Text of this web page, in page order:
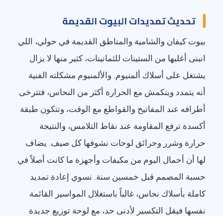
تحديث تمديدات البيوت القديمة
بيوت كيفان والشامية والمناطق القديمة في حولي، اللي
انبنى أغلبها من الستينات للثمانينات، كثير منها لا يزال
يشتغل على أسلاك ألمنيوم. والألمنيوم مشكلته الفنية
أنه يتمدد وينكمش مع الحرارة أكثر من النحاس، فتترخى
أطرافه عند المفاتيح والقواطع مع الوقت، وتتكون طبقة
أكسدة ترفع المقاومة عند نقاط التلامس، والنتيجة
حرارة وشرر وحرائق لوحات نشوفها كل صيف. يضاف
لها أن أحمال اليوم من مكيفات وأجهزة ما كانت أصلاً في
حسبة المصمم قبل خمسين سنة. نسوي إعادة تمديد
كاملة بأسلاك نحاس، غالباً باستغلال المواسير القائمة
نفسها فيقل التكسير لأدنى حد، مع لوحة توزيع جديدة